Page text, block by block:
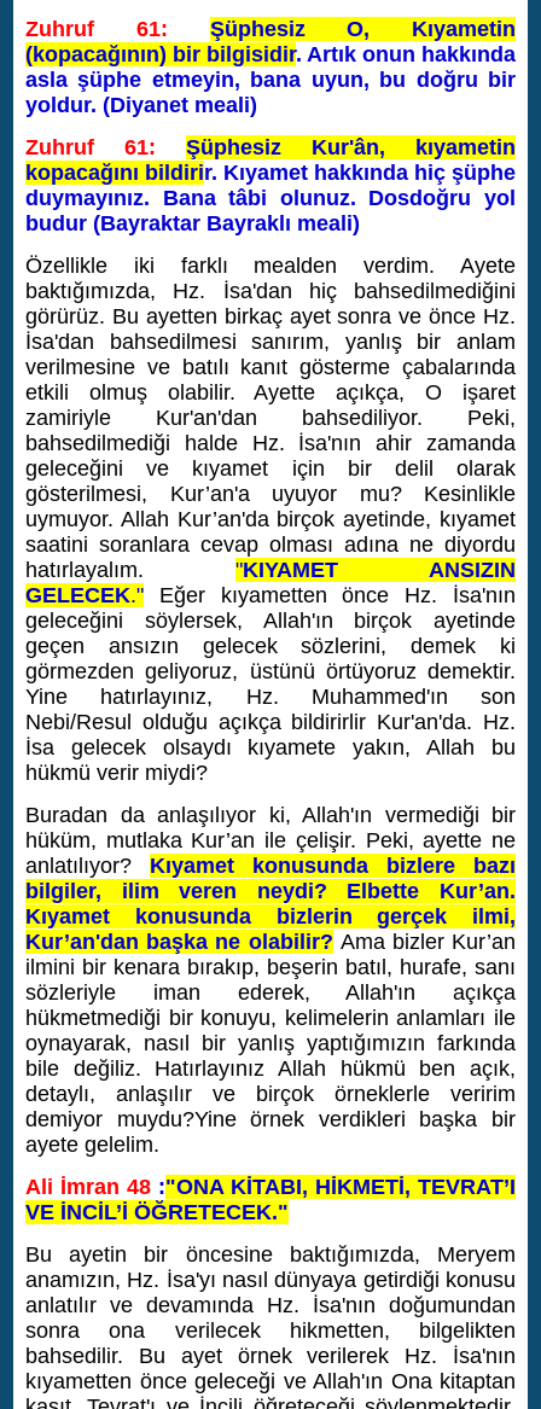
Zuhruf 61:
Şüphesiz O, Kıyametin
(kopacağının) bir bilgisidir. Artık onun hakkında
asla şüphe etmeyin, bana uyun, bu doğru bir
yoldur. (Diyanet meali)
Zuhruf 61: Şüphesiz Kur'ân, kıyametin
kopacağını bildirir. Kıyamet hakkında hiç şüphe
duymayınız. Bana tâbi olunuz. Dosdoğru yol
budur (Bayraktar Bayraklı meali)
Özellikle iki farklı mealden verdim. Ayete
baktığımızda, Hz. İsa'dan hiç bahsedilmediğini
görürüz. Bu ayetten birkaç ayet sonra ve önce Hz.
İsa'dan bahsedilmesi sanırım, yanlış bir anlam
verilmesine ve batılı kanıt gösterme çabalarında
etkili olmuş olabilir. Ayette açıkça, O işaret
zamiriyle Kur'an'dan bahsediliyor. Peki,
bahsedilmediği halde Hz. İsa'nın ahir zamanda
geleceğini ve kıyamet için bir delil olarak
gösterilmesi, Kur’an'a uyuyor mu? Kesinlikle
uymuyor. Allah Kur’an'da birçok ayetinde, kıyamet
saatini soranlara cevap olması adına ne diyordu
hatırlayalım. "KIYAMET ANSIZIN
GELECEK." Eğer kıyametten önce Hz. İsa'nın
geleceğini söylersek, Allah'ın birçok ayetinde
geçen ansızın gelecek sözlerini, demek ki
görmezden geliyoruz, üstünü örtüyoruz demektir.
Yine hatırlayınız, Hz. Muhammed'ın son
Nebi/Resul olduğu açıkça bildirirlir Kur'an'da. Hz.
İsa gelecek olsaydı kıyamete yakın, Allah bu
hükmü verir miydi?
Buradan da anlaşılıyor ki, Allah'ın vermediği bir
hüküm, mutlaka Kur’an ile çelişir. Peki, ayette ne
anlatılıyor? Kıyamet konusunda bizlere bazı
bilgiler, ilim veren neydi? Elbette Kur’an.
Kıyamet konusunda bizlerin gerçek ilmi,
Kur’an'dan başka ne olabilir? Ama bizler Kur’an
ilmini bir kenara bırakıp, beşerin batıl, hurafe, sanı
sözleriyle iman ederek, Allah'ın açıkça
hükmetmediği bir konuyu, kelimelerin anlamları ile
oynayarak, nasıl bir yanlış yaptığımızın farkında
bile değiliz. Hatırlayınız Allah hükmü ben açık,
detaylı, anlaşılır ve birçok örneklerle veririm
demiyor muydu?Yine örnek verdikleri başka bir
ayete gelelim.
Ali İmran 48 :"ONA KİTABI, HİKMETİ, TEVRAT’I
VE İNCİL’İ ÖĞRETECEK."
Bu ayetin bir öncesine baktığımızda, Meryem
anamızın, Hz. İsa'yı nasıl dünyaya getirdiği konusu
anlatılır ve devamında Hz. İsa'nın doğumundan
sonra ona verilecek hikmetten, bilgelikten
bahsedilir. Bu ayet örnek verilerek Hz. İsa'nın
kıyametten önce geleceği ve Allah'ın Ona kitaptan